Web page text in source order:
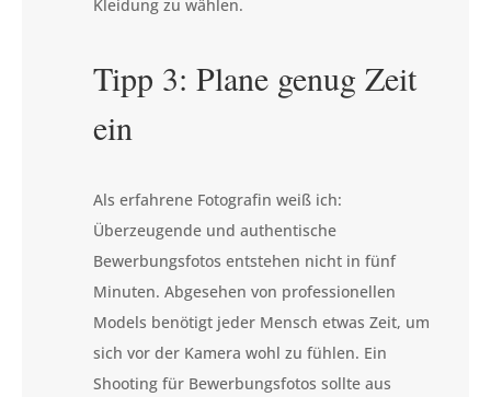
Kleidung zu wählen.
Tipp 3: Plane genug Zeit
ein
Als erfahrene Fotografin weiß ich:
Überzeugende und authentische
Bewerbungsfotos entstehen nicht in fünf
Minuten. Abgesehen von professionellen
Models benötigt jeder Mensch etwas Zeit, um
sich vor der Kamera wohl zu fühlen. Ein
Shooting für Bewerbungsfotos sollte aus